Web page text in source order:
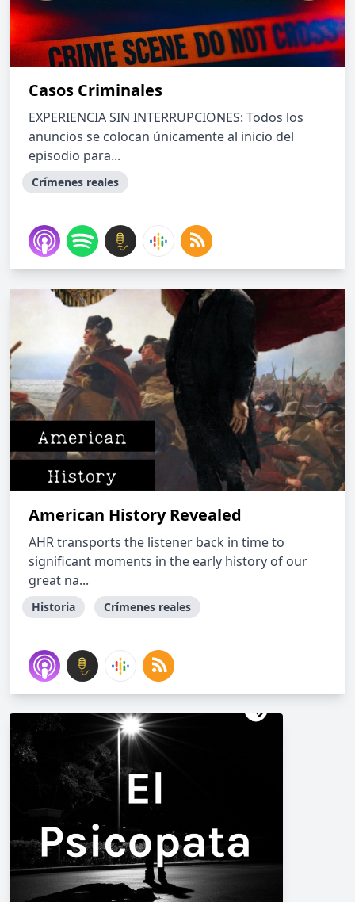
Casos Criminales
EXPERIENCIA SIN INTERRUPCIONES: Todos los
anuncios se colocan únicamente al inicio del
episodio para...
Crímenes reales
American History Revealed
AHR transports the listener back in time to
significant moments in the early history of our
great na...
Historia Crímenes reales